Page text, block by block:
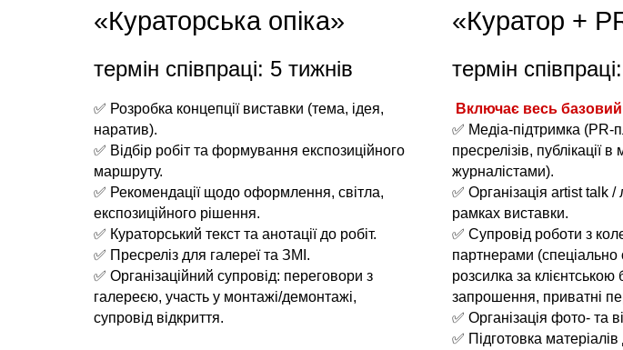
«Кураторська опіка»
термін співпраці: 5 тижнів
✅ Розробка концепції виставки (тема, ідея,
наратив).
✅ Відбір робіт та формування експозиційного
маршруту.
✅ Рекомендації щодо оформлення, світла,
експозиційного рішення.
✅ Кураторський текст та анотації до робіт.
✅ Пресреліз для галереї та ЗМІ.
✅ Організаційний супровід: переговори з
галереєю, участь у монтажі/демонтажі,
супровід відкриття.
«Куратор +
термін
Включає весь базовий
✅ Медіа-підтримка (PR-
пресрелізів, публікації
журналістами).
✅ Організація artist talk /
рамках виставки.
✅ Супровід роботи з
партнерами (спеціально
розсилказа
запрошення, приватні
✅ Організація фото- та
✅ Підготовка